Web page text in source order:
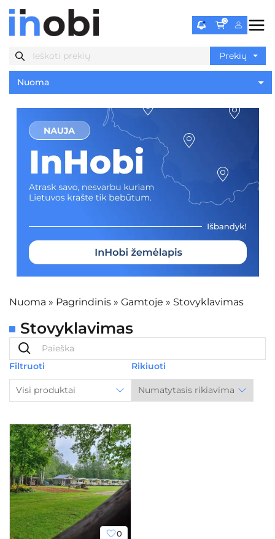
0
Nuoma » Pagrindinis » Gamtoje » Stovyklavimas
Stovyklavimas
Nuoma
Filtruoti
Visi produktai
Rikiuoti
0